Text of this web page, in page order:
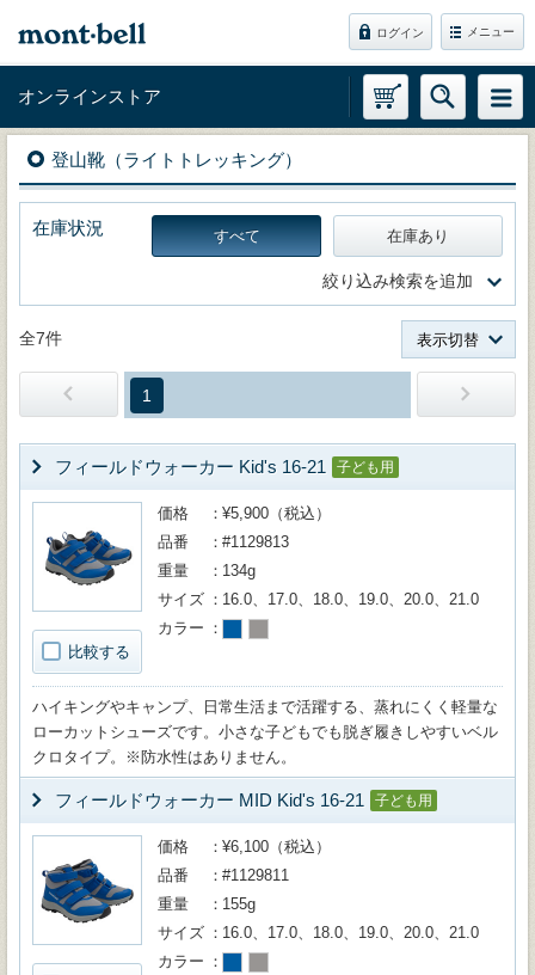
ログイン メニュー
オンラインストア
登山靴（ライトトレッキング）
在庫状況 すべて 在庫あり
絞り込み検索を追加
全7件 表示切替
1
フィールドウォーカー Kid's 16-21 子ども用
比較する
価格
¥5,900（税込）
品番
#1129813
重量
134g
サイズ
16.0、17.0、18.0、19.0、20.0、21.0
カラー
ハイキングやキャンプ、日常生活まで活躍する、蒸れにくく軽量な
ローカットシューズです。小さな子どもでも脱ぎ履きしやすいベル
クロタイプ。※防水性はありません。
フィールドウォーカー MID Kid's 16-21 子ども用
価格
¥6,100（税込）
品番
#1129811
重量
155g
サイズ
16.0、17.0、18.0、19.0、20.0、21.0
カラー